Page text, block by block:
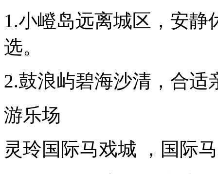
1.小嶝岛远离城区，安
选。
2.鼓浪屿碧海沙清，合适
游乐场
灵玲国际马戏城 ，国际